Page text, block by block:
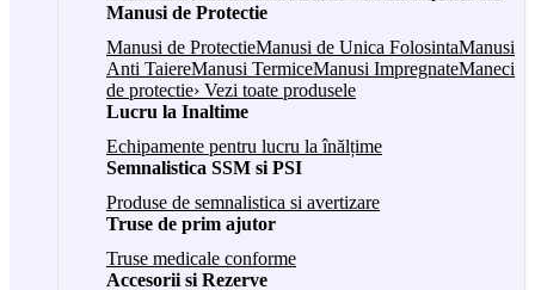
Manusi de Protectie
Manusi de ProtectieManusi de Unica FolosintaManusi
Anti TaiereManusi TermiceManusi ImpregnateManeci
de protectie› Vezi toate produsele
Lucru la Inaltime
Echipamente pentru lucru la înălțime
Semnalistica SSM si PSI
Produse de semnalistica si avertizare
Truse de prim ajutor
Truse medicale conforme
Accesorii si Rezerve